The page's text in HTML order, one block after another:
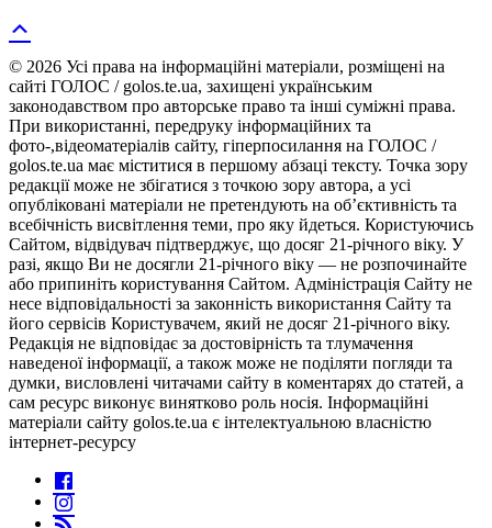
© 2026 Усі права на інформаційні матеріали, розміщені на
сайті ГОЛОС / golos.te.ua, захищені українським
законодавством про авторське право та інші суміжні права.
При використанні, передруку інформаційних та
фото-,відеоматеріалів сайту, гіперпосилання на ГОЛОС /
golos.te.ua має міститися в першому абзаці тексту. Точка зору
редакції може не збігатися з точкою зору автора, а усі
опубліковані матеріали не претендують на об’єктивність та
всебічність висвітлення теми, про яку йдеться. Користуючись
Сайтом, відвідувач підтверджує, що досяг 21-річного віку. У
разі, якщо Ви не досягли 21-річного віку — не розпочинайте
або припиніть користування Сайтом. Адміністрація Сайту не
несе відповідальності за законність використання Сайту та
його сервісів Користувачем, який не досяг 21-річного віку.
Редакція не відповідає за достовірність та тлумачення
наведеної інформації, а також може не поділяти погляди та
думки, висловлені читачами сайту в коментарях до статей, а
сам ресурс виконує винятково роль носія. Інформаційні
матеріали сайту golos.te.ua є інтелектуальною власністю
інтернет-ресурсу